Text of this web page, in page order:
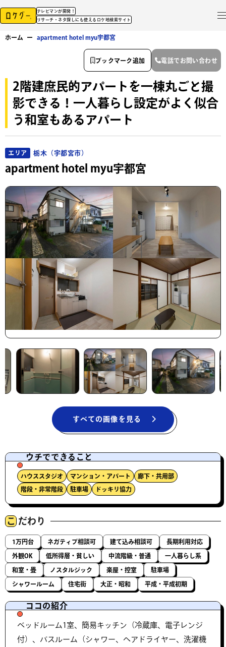
テレビマンが開発！
リサーチ・ネタ探しにも使えるロケ地検索サイト
ホーム ー apartment hotel myu宇都宮
2階建庶民的アパートを一棟丸ごと撮
影できる！一人暮らし設定がよく似合
う和室もあるアパート
エリア 栃木（宇都宮市）
apartment hotel myu宇都宮
すべての画像を見る
ウチでできること
ハウススタジオ マンション・アパート 廊下・共用部
階段・非常階段 駐車場 ドッキリ協力
こ だわり
1万円台 ネガティブ相談可 建て込み相談可 長期利用対応
外観OK 低所得層・貧しい 中流階級・普通 一人暮らし系
和室・畳 ノスタルジック 楽屋・控室 駐車場
シャワールーム 住宅街 大正・昭和 平成・平成初期
ココの紹介
ベッドルーム1室、簡易キッチン（冷蔵庫、電子レンジ
付）、バスルーム（シャワー、ヘアドライヤー、洗濯機
ブックマーク追加 電話でお問い合わせ